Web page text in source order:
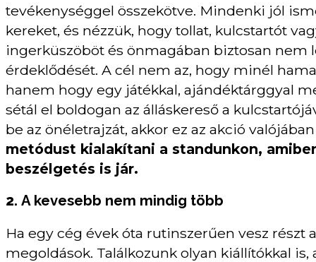
tevékenységgel összekötve. Mindenki jól
kereket, és nézzük, hogy tollat, kulcstartót
ingerküszöböt és önmagában biztosan nem
érdeklődését. A cél nem az, hogy minél
hanem hogy egy játékkal, ajándéktárggyal
sétál el boldogan az álláskereső a
be az önéletrajzát, akkor ez az akció
metódust kialakítani a standunkon,
beszélgetés is jár.
2. A kevesebb nem mindig több
Ha egy cég évek óta rutinszerűen vesz részt
megoldások. Találkozunk olyan kiállítókkal